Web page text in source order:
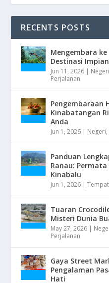
RECENTS POSTS
Mengembara
Destinasi
Jun 11, 2026 | Negeri
Perjalanan
Pengembaraan
Kinabatangan
Anda
Jun 1, 2026 | Negeri,
Panduan
Ranau:
Kinabalu
Jun 1, 2026 |
Tuaran
Misteri Dunia
May 27, 2026 |
Perjalanan
Gaya Street
Pengalaman
Hati